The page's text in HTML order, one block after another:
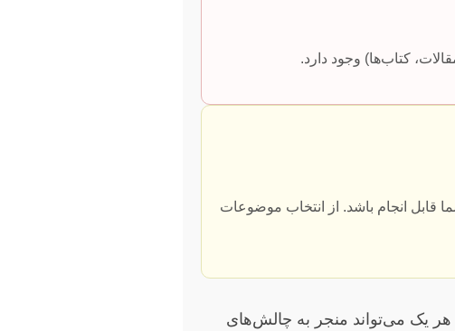
کتاب‌ها) وجود دارد.
قابل انجام باشد. از انتخاب موضوعات
هر یک می‌تواند منجر به چالش‌های